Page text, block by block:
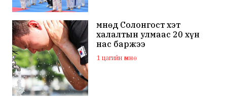
Өмнөд Солонгост хэт
халалтын улмаас 20 хүн
нас баржээ
1 цагийн өмнө